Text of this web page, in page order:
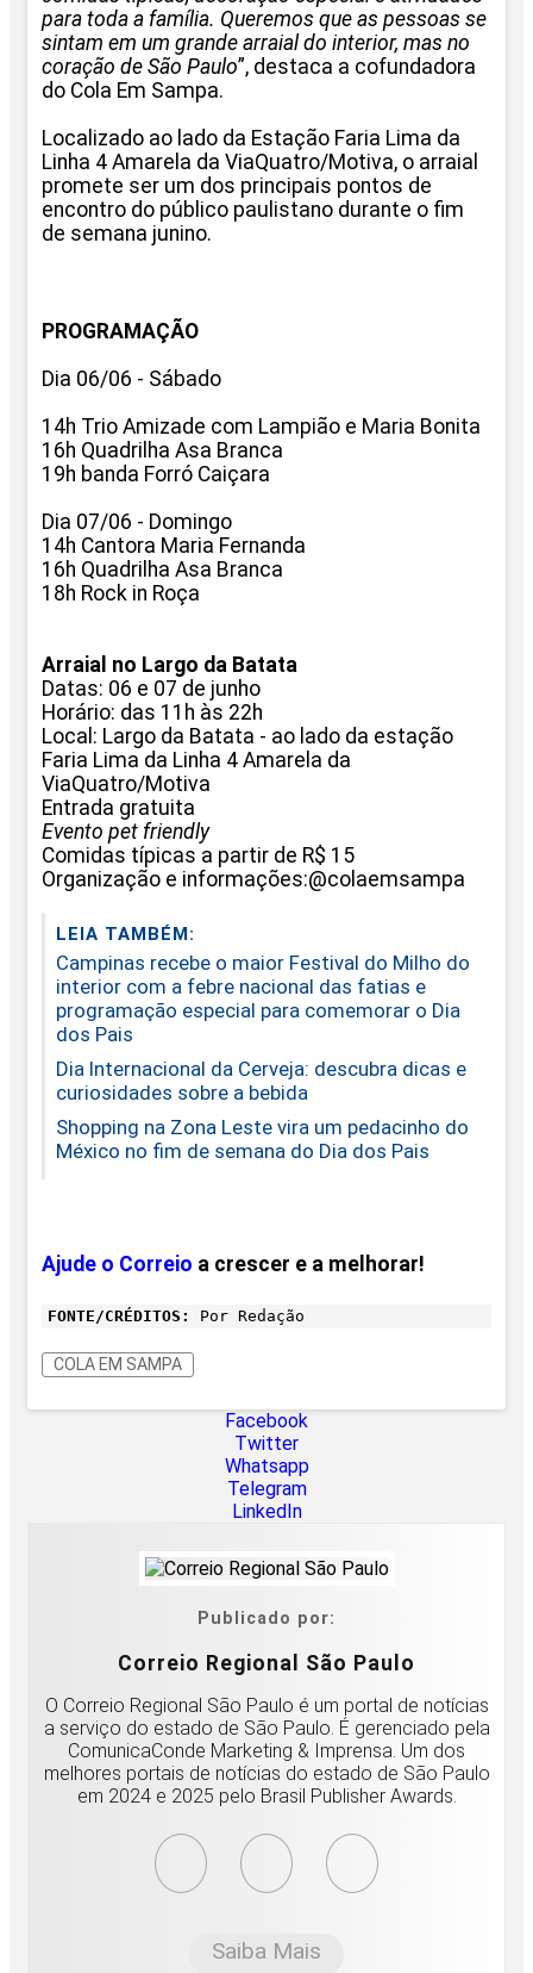
para toda a família. Queremos que as pessoas se
sintam em um grande arraial do interior, mas no
coração de São Paulo”, destaca a cofundadora
do Cola Em Sampa.
Localizado ao lado da Estação Faria Lima da
Linha 4 Amarela da ViaQuatro/Motiva, o arraial
promete ser um dos principais pontos de
encontro do público paulistano durante o fim
de semana junino.
PROGRAMAÇÃO
Dia 06/06 - Sábado
14h Trio Amizade com Lampião e Maria Bonita
16h Quadrilha Asa Branca
19h banda Forró Caiçara
Dia 07/06 - Domingo
14h Cantora Maria Fernanda
16h Quadrilha Asa Branca
18h Rock in Roça
Arraial no Largo da Batata
Datas: 06 e 07 de junho
Horário: das 11h às 22h
Local: Largo da Batata - ao lado da estação
Faria Lima da Linha 4 Amarela da
ViaQuatro/Motiva
Entrada gratuita
Evento pet friendly
Comidas típicas a partir de R$ 15
Organização e informações:@colaemsampa
LEIA TAMBÉM:
Campinas recebe o maior Festival do Milho do
interior com a febre nacional das fatias e
programação especial para comemorar o Dia
dos Pais
Dia Internacional da Cerveja: descubra dicas e
curiosidades sobre a bebida
Shopping na Zona Leste vira um pedacinho do
México no fim de semana do Dia dos Pais
Ajude o Correio a crescer e a melhorar!
FONTE/CRÉDITOS: Por Redação
COLA EM SAMPA
Facebook
Twitter
Whatsapp
Telegram
LinkedIn
Publicado por:
Correio Regional São Paulo
O Correio Regional São Paulo é um portal de notícias
a serviço do estado de São Paulo. É gerenciado pela
ComunicaConde Marketing & Imprensa. Um dos
melhores portais de notícias do estado de São Paulo
em 2024 e 2025 pelo Brasil Publisher Awards.
Saiba Mais